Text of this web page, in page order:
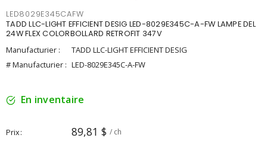
LED8029E345CAFW
TADD LLC-LIGHT EFFICIENT DESIG LED-8029E345C-A-FW LAMPE DEL
24W FLEX COLORBOLLARD RETROFIT 347V
Manufacturier :
TADD LLC-LIGHT EFFICIENT DESIG
# Manufacturier : LED-8029E345C-A-FW
En inventaire
Prix 89,81 $ / ch